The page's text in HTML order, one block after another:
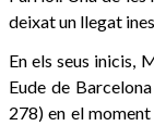
deixat un llegat
En els seus inicis,
Eude de
278) en el